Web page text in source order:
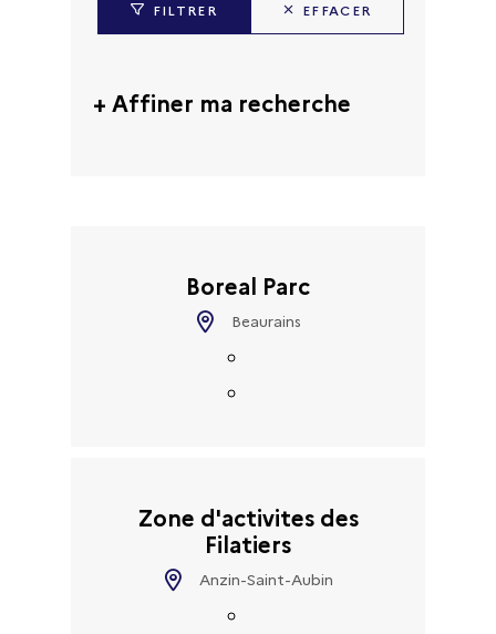
FILTRER EFFACER
+ Affiner ma recherche
-Sélectionner-
Filières présentes
Boreal Parc
Beaurains
Zone d'activites des
Filatiers
Anzin-Saint-Aubin